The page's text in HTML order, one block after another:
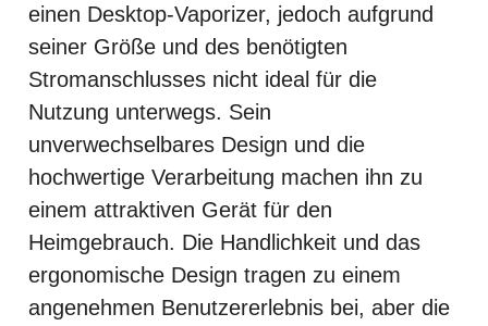
einen Desktop-Vaporizer, jedoch aufgrund
seiner Größe und des benötigten
Stromanschlusses nicht ideal für die
Nutzung unterwegs. Sein
unverwechselbares Design und die
hochwertige Verarbeitung machen ihn zu
einem attraktiven Gerät für den
Heimgebrauch. Die Handlichkeit und das
ergonomische Design tragen zu einem
angenehmen Benutzererlebnis bei, aber die